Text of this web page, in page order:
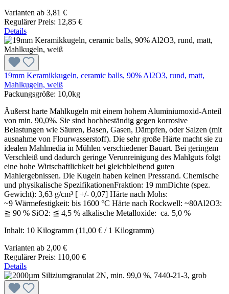
Varianten ab 3,81 €
Regulärer Preis: 12,85 €
Details
19mm Keramikkugeln, ceramic balls, 90% Al2O3, rund, matt,
Mahlkugeln, weiß
Packungsgröße: 10,0kg
Äußerst harte Mahlkugeln mit einem hohem Aluminiumoxid-Anteil
von min. 90,0%. Sie sind hochbeständig gegen korrosive
Belastungen wie Säuren, Basen, Gasen, Dämpfen, oder Salzen (mit
ausnahme von Flourwasserstoff). Die sehr große Härte macht sie zu
idealen Mahlmedia in Mühlen verschiedener Bauart. Bei geringem
Verschleiß und dadurch geringe Verunreinigung des Mahlguts folgt
eine hohe Wirtschaftlichkeit bei gleichbleibend guten
Mahlergebnissen. Die Kugeln haben keinen Pressrand. Chemische
und physikalische SpezifikationenFraktion: 19 mmDichte (spez.
Gewicht): 3,63 g/cm³ [ +/- 0,07] Härte nach Mohs:
~9 Wärmefestigkeit: bis 1600 °C Härte nach Rockwell: ~80Al2O3:
≧ 90 % SiO2: ≦ 4,5 % alkalische Metalloxide: ca. 5,0 %
Inhalt: 10 Kilogramm (11,00 € / 1 Kilogramm)
Varianten ab 2,00 €
Regulärer Preis: 110,00 €
Details